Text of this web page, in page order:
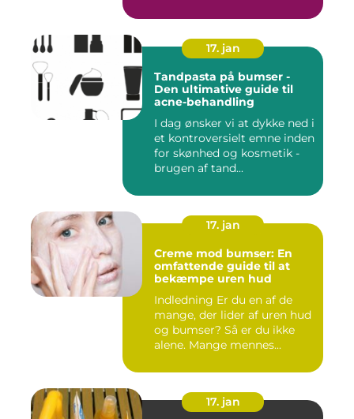
17. jan
Tandpasta på bumser -
Den ultimative guide til
acne-behandling
I dag ønsker vi at dykke ned i
et kontroversielt emne inden
for skønhed og kosmetik -
brugen af tand...
17. jan
Creme mod bumser: En
omfattende guide til at
bekæmpe uren hud
Indledning Er du en af de
mange, der lider af uren hud
og bumser? Så er du ikke
alene. Mange mennes...
17. jan